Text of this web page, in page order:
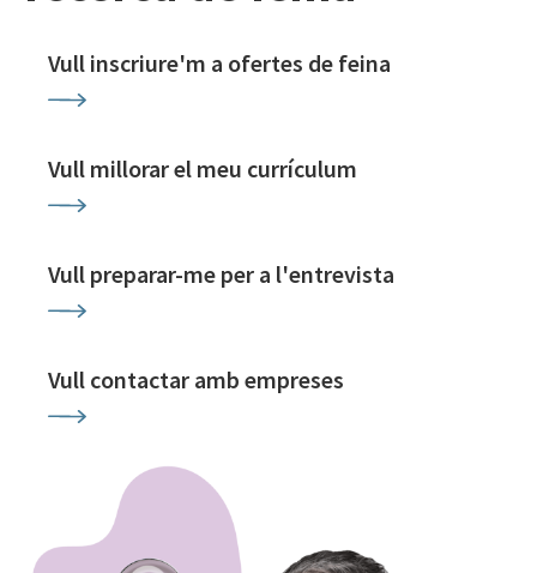
Vull inscriure'm a ofertes de feina
Vull millorar el meu currículum
Vull preparar-me per a l'entrevista
Vull contactar amb empreses